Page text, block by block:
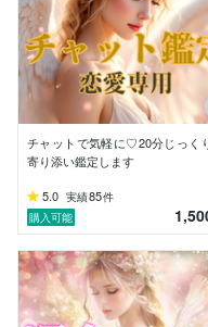
気配を感じて目を覚ま
青くキラキラと輝く
ベッドのそばに見えま
その瞬間、「天使がい
確信したのです。
「あなたには、人々
あまりに静かで、で
胸の奥深くに、ふわり
その瞬間から、
「天使のメッセージ
そんな強い想いが胸に
チャットで気軽に♡20分じっく
寄り添い鑑定します
5.0 実績85件
購入可能